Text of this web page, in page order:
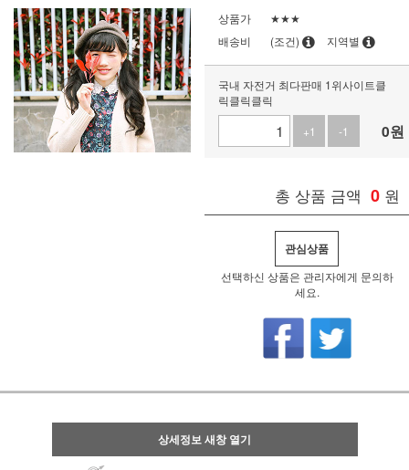
상품가
★★★
배송비
(조건) 지역별
국내 자전거 최다판매 1위사이트클
릭클릭클릭
+1
-1 0원
총 상품 금액 0 원
관심상품
선택하신 상품은 관리자에게 문의하
세요.
상세정보 새창 열기